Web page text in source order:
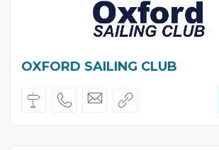
OXFORD SAILING CLUB